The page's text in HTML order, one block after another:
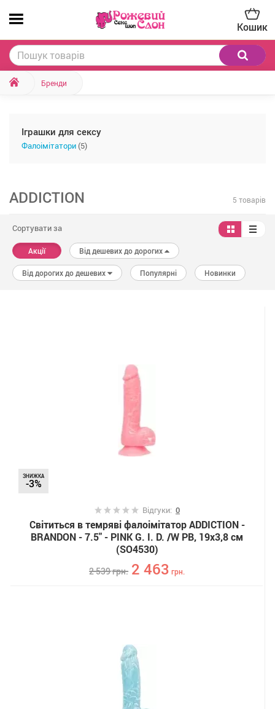
Кошик
Бренди
Іграшки для сексу
Фалоімітатори (5)
ADDICTION 5 товарів
Сортувати за
Акції Від дешевих до дорогих
Від дорогих до дешевих Популярні Новинки
ЗНИЖКА
-3%
Відгуки: 0
Світиться в темряві фалоімітатор ADDICTION -
BRANDON - 7.5" - PINK G. I. D. /W PB, 19х3,8 см
(SO4530)
2 539грн. 2 463 грн.